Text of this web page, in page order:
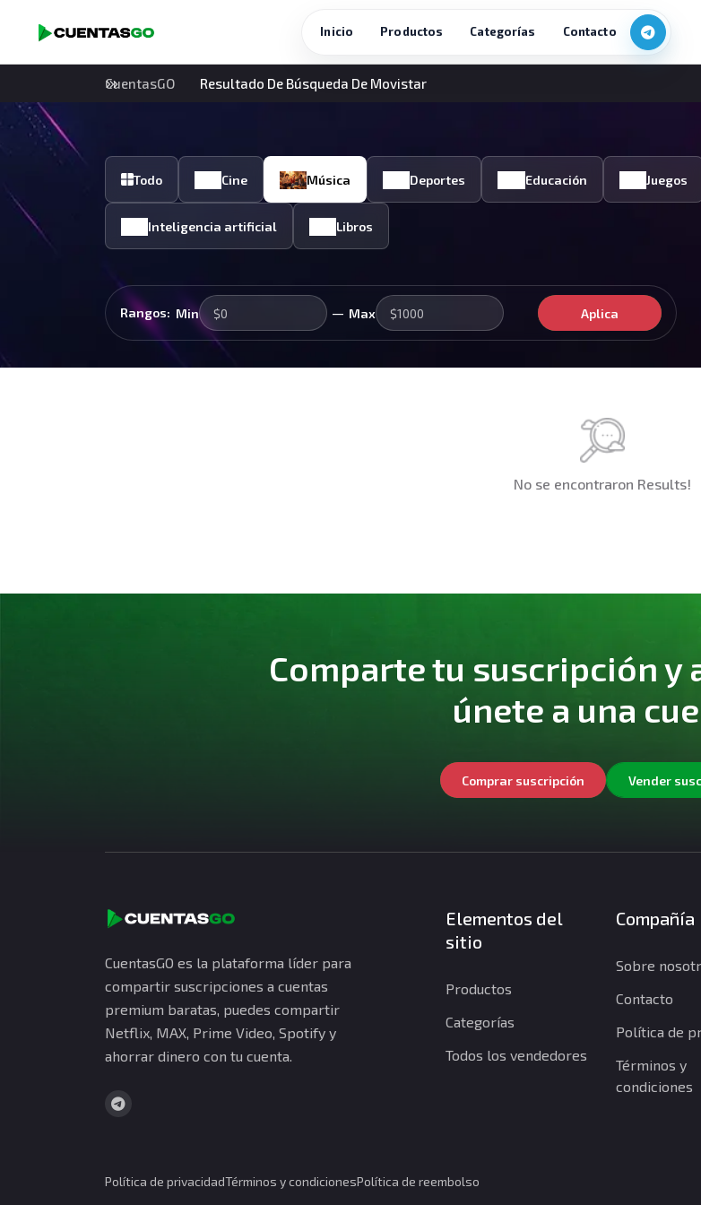
Inicio Productos Categorías Contacto
CuentasGO Resultado De Búsqueda De Movistar
Todo Cine Música Deportes Educación Juegos
Inteligencia artificial Libros
Rangos: Min — Max Aplica
No se encontraron Results!
Comparte tu suscripción y
únete a una
Comprar suscripción Vender
CuentasGO es la plataforma líder para
compartir suscripciones a cuentas
premium baratas, puedes compartir
Netflix, MAX, Prime Video, Spotify y
ahorrar dinero con tu cuenta.
Elementos del
sitio
Productos
Categorías
Todos los vendedores
Compañía
Sobre
Contacto
Política de
Términos y
condiciones
Política de privacidadTérminos y condicionesPolítica de reembolso